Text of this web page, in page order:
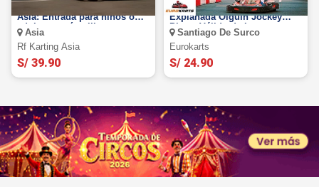
Asia: Entrada para niños o
adultos según elijas
Asia
Rf Karting Asia
S/ 39.90
Eurokart: Sesión en Circuito
Explanada Olguín Jockey
Plaza. Válido de Lunes a
Sábado
Santiago De Surco
Eurokarts
S/ 24.90